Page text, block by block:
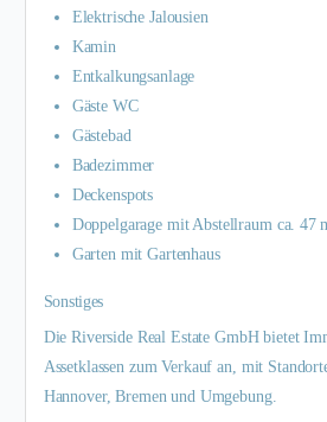
Elektrische Jalousien
Kamin
Entkalkungsanlage
Gäste WC
Gästebad
Badezimmer
Deckenspots
Doppelgarage mit Abstellraum ca. 47
Garten mit Gartenhaus
Sonstiges
Die Riverside Real Estate GmbH bietet
Assetklassen zum Verkauf an, mit
Hannover, Bremen und Umgebung.